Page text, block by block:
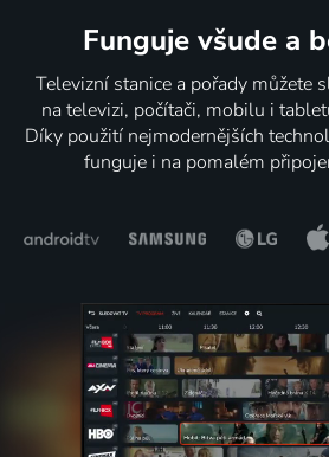
Funguje všude a
Televizní stanice a pořady můžete
na televizi, počítači, mobilu i
Díky použití nejmodernějších
funguje i na pomalém